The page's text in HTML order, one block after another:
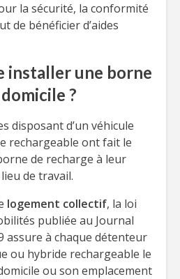
la sécurité, la conformité
de bénéficier d’aides
installer une borne
?
disposant d’un véhicule
rechargeable ont fait le
de recharge à leur
de travail.
logement collectif, la loi
publiée au Journal
assure à chaque détenteur
ou hybride rechargeable le
ou son emplacement